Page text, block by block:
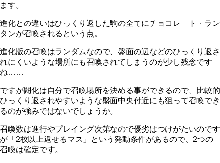
ます。
進化との違いはひっくり返した駒の全てにチョコレート・ラン
タンが召喚されるという点。
進化版の召喚はランダムなので、盤面の辺などのひっくり返さ
れにくいような場所にも召喚されてしまうのが少し残念です
ね……
ですが闘化は自分で召喚場所を決める事ができるので、比較的
ひっくり返されやすいような盤面中央付近にも狙って召喚でき
るのが強みではないでしょうか。
召喚数は進行やプレイング次第なので優劣はつけがたいのです
が「2枚以上返せるマス」という発動条件があるので、2つの
召喚は確定です。